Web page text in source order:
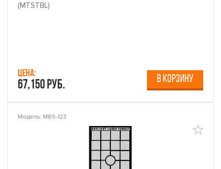
(MTSTBL)
Цена:
67,150 руб. В КОРЗИНУ
Модель: MBS-123